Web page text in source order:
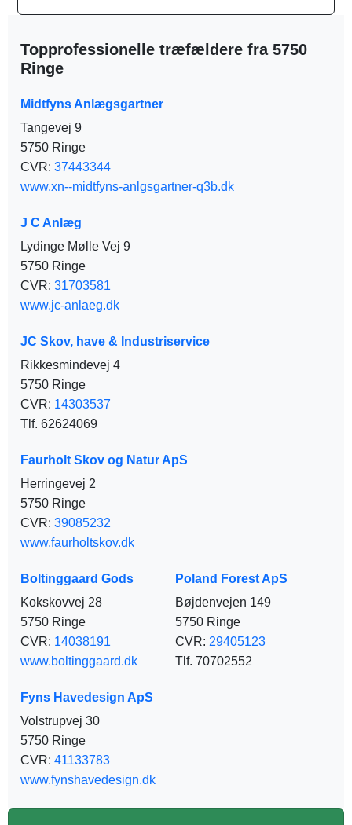
Topprofessionelle træfældere fra 5750
Ringe
Midtfyns Anlægsgartner
Tangevej 9
5750 Ringe
CVR: 37443344
www.xn--midtfyns-anlgsgartner-q3b.dk
J C Anlæg
Lydinge Mølle Vej 9
5750 Ringe
CVR: 31703581
www.jc-anlaeg.dk
JC Skov, have & Industriservice
Rikkesmindevej 4
5750 Ringe
CVR: 14303537
Tlf. 62624069
Faurholt Skov og Natur ApS
Herringevej 2
5750 Ringe
CVR: 39085232
www.faurholtskov.dk
Boltinggaard Gods
Kokskovvej 28
5750 Ringe
CVR: 14038191
www.boltinggaard.dk
Poland Forest ApS
Bøjdenvejen 149
5750 Ringe
CVR: 29405123
Tlf. 70702552
Fyns Havedesign ApS
Volstrupvej 30
5750 Ringe
CVR: 41133783
www.fynshavedesign.dk